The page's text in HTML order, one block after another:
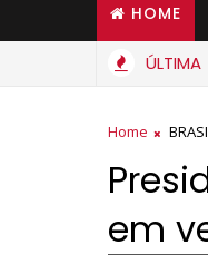
HOME
ÚLTIMA
Home
em